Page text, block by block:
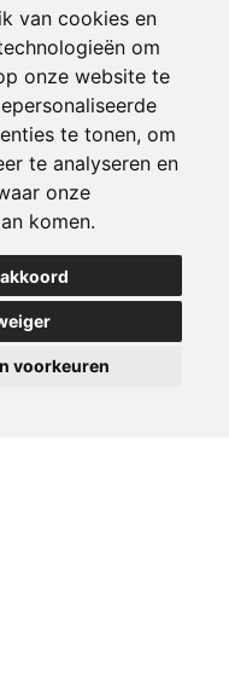
van cookies en
om
onze website te
te tonen, om
te analyseren en
onze
komen.
voorkeuren
tot zaterdag 09.00 -
bereikbaar tot 21.00h.